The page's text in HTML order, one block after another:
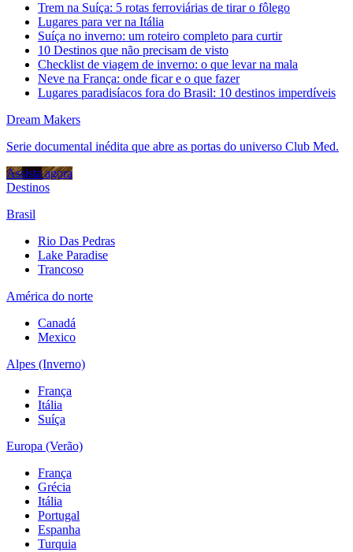
Trem na Suíça: 5 rotas ferroviárias de tirar o fôlego
Lugares para ver na Itália
Suíça no inverno: um roteiro completo para curtir
10 Destinos que não precisam de visto
Checklist de viagem de inverno: o que levar na mala
Neve na França: onde ficar e o que fazer
Lugares paradisíacos fora do Brasil: 10 destinos imperdíveis
Dream Makers
Serie documental inédita que abre as portas do universo Club Med.
Assista agora
Destinos
Brasil
Rio Das Pedras
Lake Paradise
Trancoso
América do norte
Canadá
Mexico
Alpes (Inverno)
França
Itália
Suíça
Europa (Verão)
França
Grécia
Itália
Portugal
Espanha
Turquia